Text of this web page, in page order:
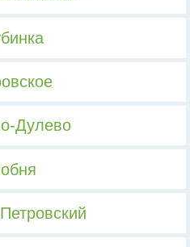
Дулево